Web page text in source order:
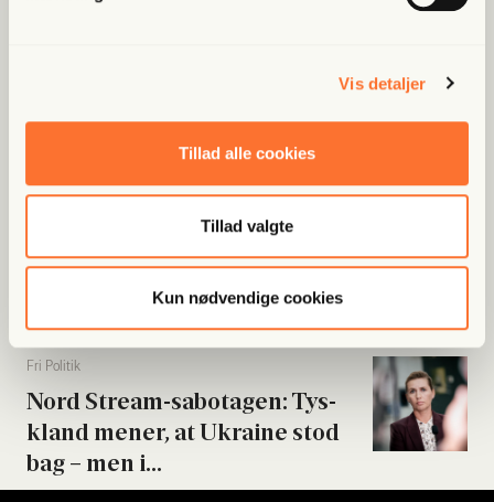
Vis detaljer
Tillad alle cookies
Tillad valgte
Kun nødvendige cookies
Han var strå­mand i rock­er­re­la­
te­ret fak­tura­fa­brik: “Jeg skal...
Byrå­ds­med­lem meldt til poli­ti­
et: Beskyl­des for...
Fri Poli­tik
Nord Stream-sabo­ta­gen: Tys­
kland mener, at Ukrai­ne stod
bag – men i...